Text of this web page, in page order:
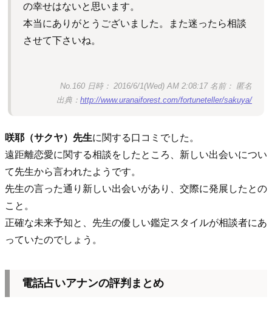
の幸せはないと思います。
本当にありがとうございました。また迷ったら相談
させて下さいね。
No.160 日時： 2016/6/1(Wed) AM 2:08:17 名前： 匿名
出典： http://www.uranaiforest.com/fortuneteller/sakuya/
咲耶（サクヤ）先生に関する口コミでした。
遠距離恋愛に関する相談をしたところ、新しい出会いについ
て先生から言われたようです。
先生の言った通り新しい出会いがあり、交際に発展したとの
こと。
正確な未来予知と、先生の優しい鑑定スタイルが相談者にあ
っていたのでしょう。
電話占いアナンの評判まとめ